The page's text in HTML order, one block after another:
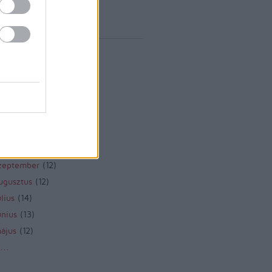
(10)
(8)
(12)
(12)
(14)
(13)
(12)